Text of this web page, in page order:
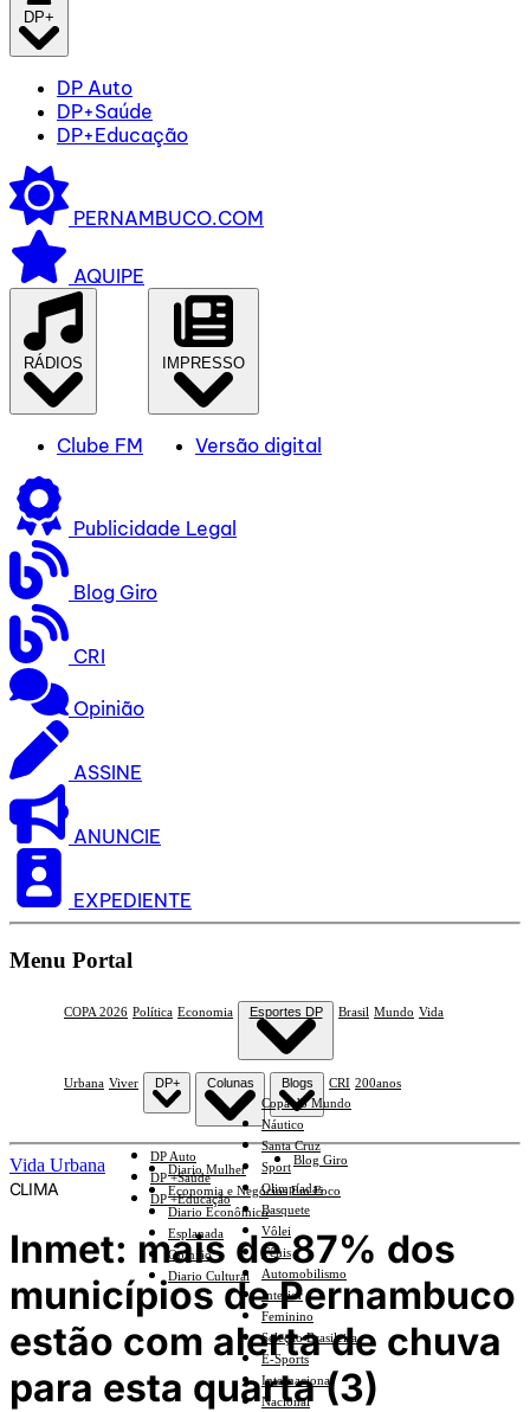
DP+
DP Auto
DP+Saúde
DP+Educação
PERNAMBUCO.COM
AQUIPE
RÁDIOS
Clube FM
IMPRESSO
Versão digital
Publicidade Legal
Blog Giro
CRI
Opinião
ASSINE
ANUNCIE
EXPEDIENTE
Menu Portal
COPA 2026 Política Economia Esportes DP
Copa do Mundo
Náutico
Santa Cruz
Sport
Olimpíadas
Basquete
Vôlei
Tênis
Automobilismo
Interior
Feminino
Seleção Brasileira
E-Sports
Internacional
Nacional
Brasil Mundo Vida
Urbana Viver DP+
DP Auto
DP +Saúde
DP +Educação
Colunas
Diario Mulher
Economia e Negócios Em Foco
Diario Econômico
Esplanada
Opinião
Diario Cultural
Blogs
Blog Giro
CRI 200anos
Vida Urbana
CLIMA
Inmet: mais de 87% dos
municípios de Pernambuco
estão com alerta de chuva
para esta quarta (3)